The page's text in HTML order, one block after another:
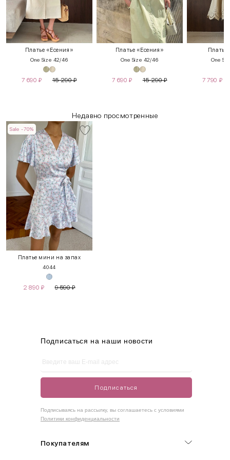
Платье «Есения»
One Size 42/46
7 690 ₽ 15 290₽
Платье «Есения»
One Size 42/46
7 690 ₽ 15 290₽
One
7 790 ₽
Недавно просмотренные
Sale -70%
Платье мини на запах
4044
2 890 ₽ 9 590₽
INT RUS
XS 40-42
42-50
Как правильно себя обмерить
Измеряется по самым выступающим точкам.
Покупателям
Подписаться на наши новости
Подписаться
Подписываясь на рассылку, вы соглашаетесь с условиями
Политики конфиденциальности